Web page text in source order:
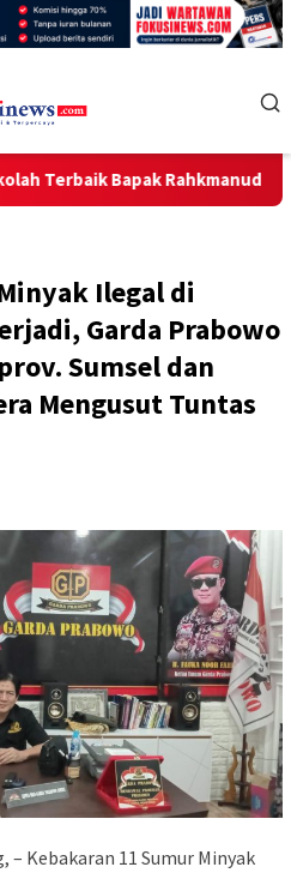
Bapak Rahkmanuddin Bin
Ilegal di
Garda Prabowo
Sumsel dan
Mengusut Tuntas
– Kebakaran 11 Sumur Minyak